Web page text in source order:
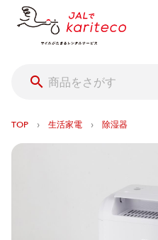
TOP › 生活家電 › 除湿器